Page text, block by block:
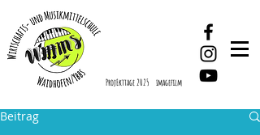
imagefilm
ProjEkttage 2025
Beitrag